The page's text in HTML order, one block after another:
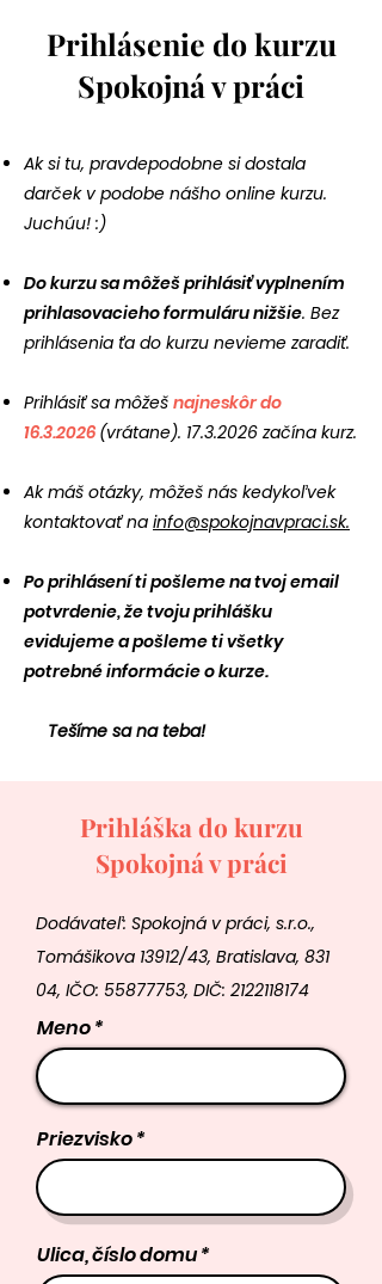
Prihlásenie do kurzu
Spokojná v práci
Ak si tu, pravdepodobne si dostala
darček v podobe nášho online kurzu.
Juchúu! :)
Do kurzu sa môžeš prihlásiť vyplnením
prihlasovacieho formuláru nižšie. Bez
prihlásenia ťa do kurzu nevieme zaradiť.
Prihlásiť sa môžeš najneskôr do
16.3.2026 (vrátane). 17.3.2026 začína kurz.
Ak máš otázky, môžeš nás kedykoľvek
kontaktovať na info@spokojnavpraci.sk.
Po prihlásení ti pošleme na tvoj email
potvrdenie, že tvoju prihlášku
evidujeme a pošleme ti všetky
potrebné informácie o kurze.
Tešíme sa na teba!
Prihláška do kurzu
Spokojná v práci
Dodávateľ: Spokojná v práci, s.r.o.,
Tomášikova 13912/43, Bratislava, 831
04, IČO: 55877753, DIČ: 2122118174
Meno
Priezvisko
Ulica, číslo domu